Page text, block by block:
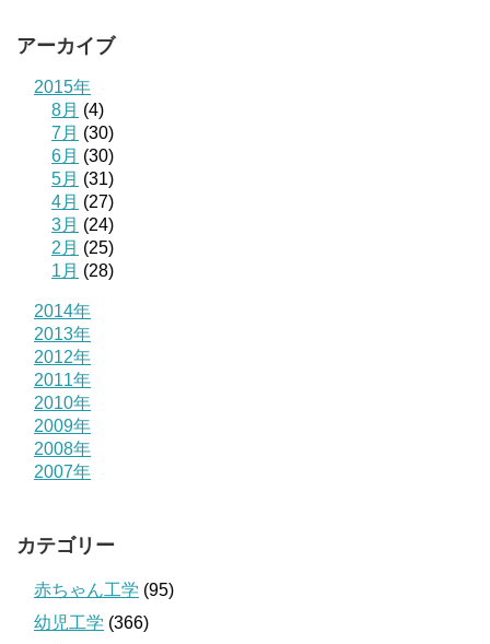
アーカイブ
2015年
8月 (4)
7月 (30)
6月 (30)
5月 (31)
4月 (27)
3月 (24)
2月 (25)
1月 (28)
2014年
2013年
2012年
2011年
2010年
2009年
2008年
2007年
カテゴリー
赤ちゃん工学 (95)
幼児工学 (366)